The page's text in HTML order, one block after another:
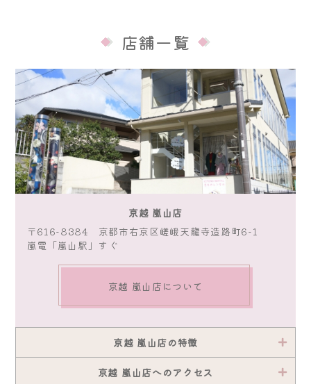
店舗一覧
京越 嵐山店
〒616-8384 京都市右京区嵯峨天龍寺造路町6-1
嵐電「嵐山駅」すぐ
京越 嵐山店について
京越 嵐山店の特徴
京越 嵐山店へのアクセス